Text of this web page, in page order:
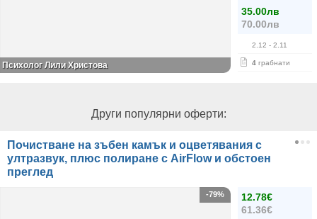
35.00лв
70.00лв
2.12 - 2.11
4 грабнати
Психолог Лили Христова
Други популярни оферти:
Почистване на зъбен камък и оцветявания с
ултразвук, плюс полиране с AirFlow и обстоен
преглед
12.78€
61.36€
-79%